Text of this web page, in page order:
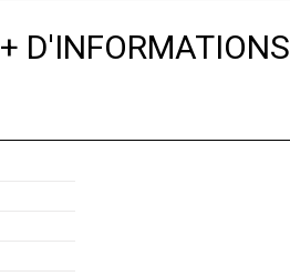
+ D'INFORMATIONS